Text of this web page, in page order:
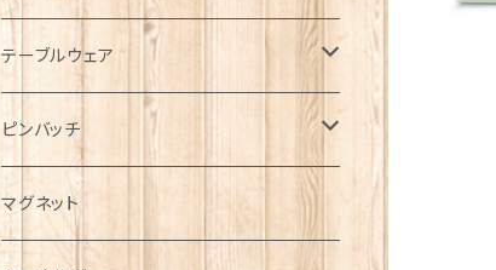
キャップ
ハンチング帽
キャスケット
ディアストーカー
Tシャツ
マフラー
タータン【Bronte by Moon】
サッシュ
ブローチ
ペンダント
チャーム
インテリア置物
ラブスプーン
ラブスプーン【SION LLEWELLYN】
ファブリック
テーブルウェア
ティータオル
ペーパーナプキン
ピンバッチ
ジェネラルデザイン
マグネット